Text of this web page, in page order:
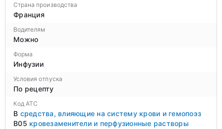
Страна производства
Франция
Водителям
Можно
Форма
Инфузии
Условия отпуска
По рецепту
Код ATC
B средства, влияющие на систему крови и гемопоэз
B05 кровезаменители и перфузионные растворы